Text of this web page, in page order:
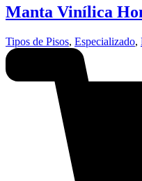
Manta Vinílica
Tipos de Pisos, Especializado,